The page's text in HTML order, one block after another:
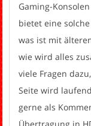
Gaming-
bietet eine
was ist mit
wie wird alles
viele Fragen
Seite wird
gerne als